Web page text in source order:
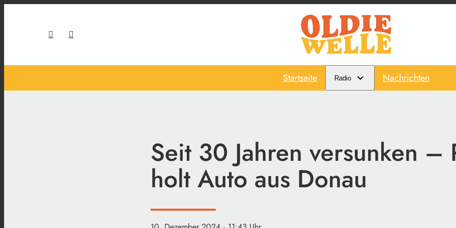
Startseite Radio Nachrichten
Seit 30 Jahren versunken –
holt Auto aus Donau